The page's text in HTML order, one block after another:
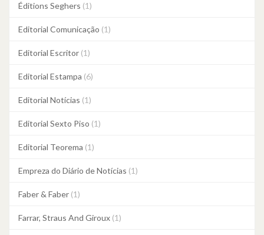
Éditions Seghers (1)
Editorial Comunicação (1)
Editorial Escritor (1)
Editorial Estampa (6)
Editorial Notícias (1)
Editorial Sexto Piso (1)
Editorial Teorema (1)
Empreza do Diário de Notícias (1)
Faber & Faber (1)
Farrar, Straus And Giroux (1)